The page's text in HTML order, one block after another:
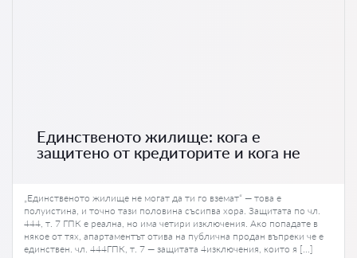
Единственото жилище: кога е
защитено от кредиторите и кога не
„Единственото жилище не могат да ти го вземат“ — това е
полуистина, и точно тази половина съсипва хора. Защитата по чл.
444, т. 7 ГПК е реална, но има четири изключения. Ако попадате в
някое от тях, апартаментът отива на публична продан въпреки че е
единствен. чл. 444ГПК, т. 7 — защитата 4изключения, които я […]